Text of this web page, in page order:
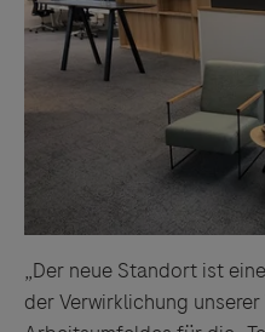
„Der neue Standort ist
der Verwirklichung